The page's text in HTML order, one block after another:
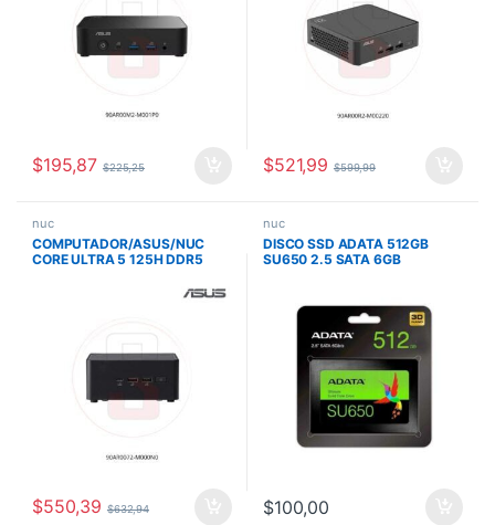
$195,87 $225,25 $521,99 $599,99
nuc
COMPUTADOR/ASUS/NUC
CORE ULTRA 5 125H DDR5
INCLUYE CABLE 90AR0072-
$550,39 $632,94
nuc
DISCO SSD ADATA 512GB
SU650 2.5 SATA 6GB
$100,00